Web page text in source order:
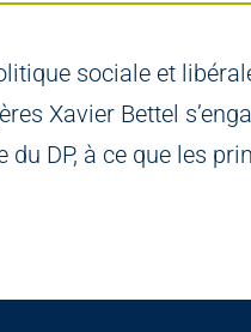
sociale et
Xavier Bettel
DP, à ce que les